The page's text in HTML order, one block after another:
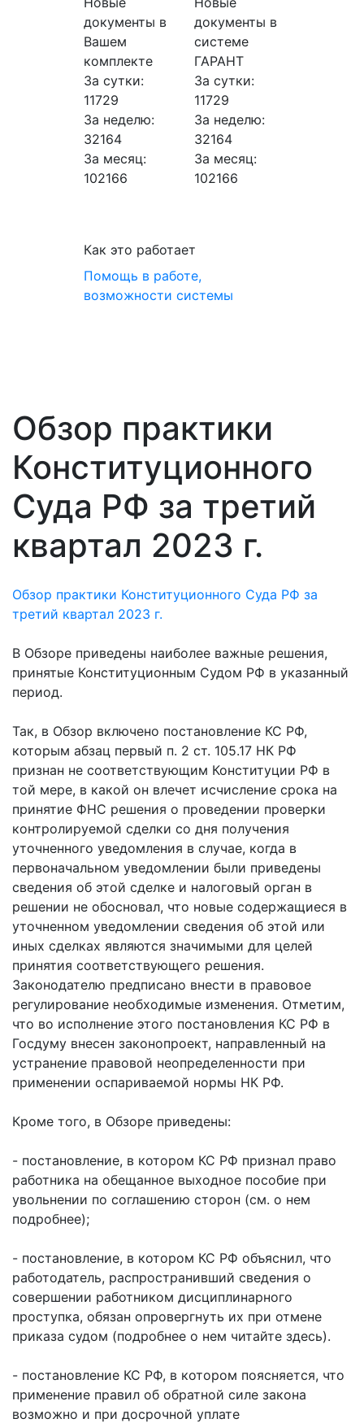
документы в
Вашем
комплекте
За сутки:
11729
За неделю:
32164
За месяц:
102166
документы в
системе
ГАРАНТ
За сутки:
11729
За неделю:
32164
За месяц:
102166
Как это работает
Помощь в работе,
возможности системы
Обзор практики
Конституционного
Суда РФ за третий
квартал 2023 г.
Обзор практики Конституционного Суда РФ за
третий квартал 2023 г.
В Обзоре приведены наиболее важные решения,
принятые Конституционным Судом РФ в указанный
период.
Так, в Обзор включено постановление КС РФ,
которым абзац первый п. 2 ст. 105.17 НК РФ
признан не соответствующим Конституции РФ в
той мере, в какой он влечет исчисление срока на
принятие ФНС решения о проведении проверки
контролируемой сделки со дня получения
уточненного уведомления в случае, когда в
первоначальном уведомлении были приведены
сведения об этой сделке и налоговый орган в
решении не обосновал, что новые содержащиеся в
уточненном уведомлении сведения об этой или
иных сделках являются значимыми для целей
принятия соответствующего решения.
Законодателю предписано внести в правовое
регулирование необходимые изменения. Отметим,
что во исполнение этого постановления КС РФ в
Госдуму внесен законопроект, направленный на
устранение правовой неопределенности при
применении оспариваемой нормы НК РФ.
Кроме того, в Обзоре приведены:
- постановление, в котором КС РФ признал право
работника на обещанное выходное пособие при
увольнении по соглашению сторон (см. о нем
подробнее);
- постановление, в котором КС РФ объяснил, что
работодатель, распространивший сведения о
совершении работником дисциплинарного
проступка, обязан опровергнуть их при отмене
приказа судом (подробнее о нем читайте здесь).
- постановление КС РФ, в котором поясняется, что
применение правил об обратной силе закона
возможно и при досрочной уплате